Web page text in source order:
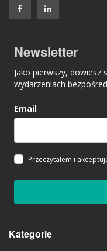
Newsletter
Jako pierwszy, dowiesz
wydarzeniach
Email
Przeczytałem i
Kategorie